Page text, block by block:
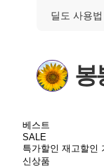
딜도 사용
봉
베스트
SALE
특가할인 재고할인
신상품